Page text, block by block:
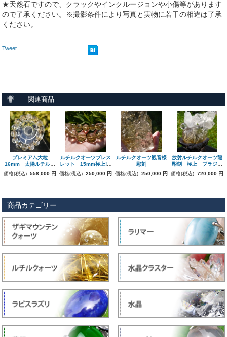
★天然石ですので、クラックやインクルージョンや小傷等があります
ので了承ください。※撮影条件により写真と実物に若干の相違は了承
ください。
Tweet
関連商品
プレミアム大粒
16mm 太陽ルチルク
オーツブレスレット
価格(税込):558,000 円
ルチルクオーツブレス
レット 15mm極上!
大玉
価格(税込):250,000 円
ルチルクオーツ観音様
彫刻
価格(税込): 250,000 円
放射ルチルクオーツ龍
彫刻 極上 ブラジル
産 木製台座付き
価格(税込): 720,000 円
商品カテゴリー